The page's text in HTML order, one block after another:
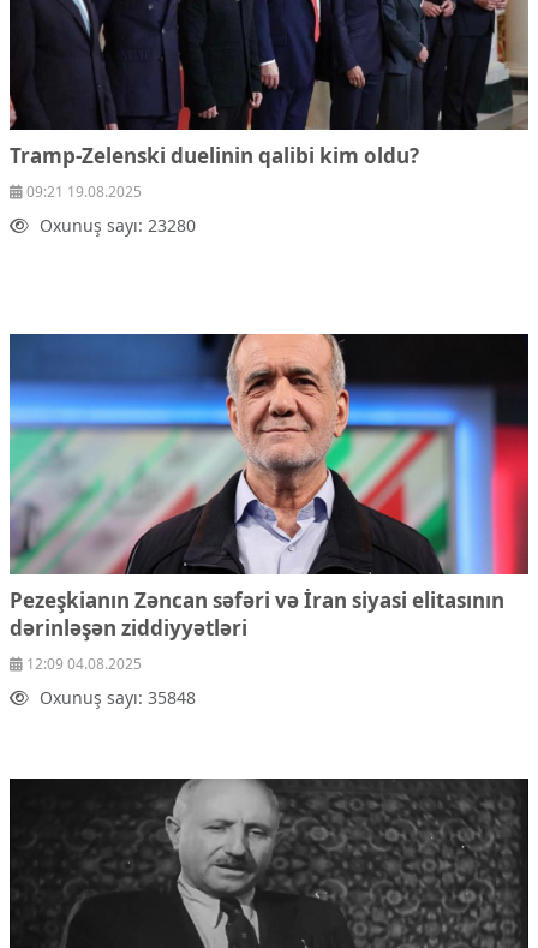
Tramp-Zelenski duelinin qalibi kim oldu?
09:21 19.08.2025
Oxunuş sayı: 23280
Pezeşkianın Zəncan səfəri və İran siyasi elitasının
dərinləşən ziddiyyətləri
12:09 04.08.2025
Oxunuş sayı: 35848